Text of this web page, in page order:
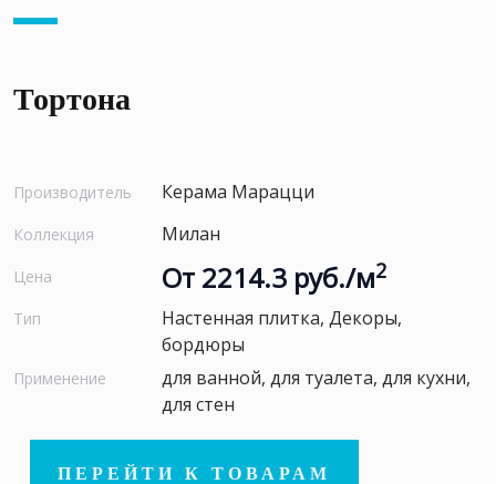
Тортона
Производитель Керама Марацци
Коллекция Милан
Цена От 2214.3 руб./м2
Тип
Настенная плитка, Декоры,
бордюры
Применение
для ванной, для туалета, для кухни,
для стен
ПЕРЕЙТИ К ТОВАРАМ